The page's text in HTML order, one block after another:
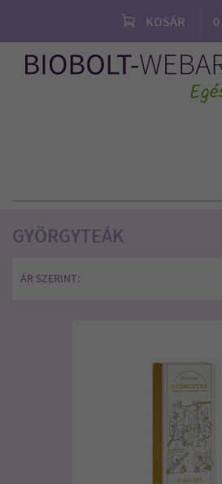
KOSÁR 0
GYÖRGYTEÁK
ÁR SZERINT: